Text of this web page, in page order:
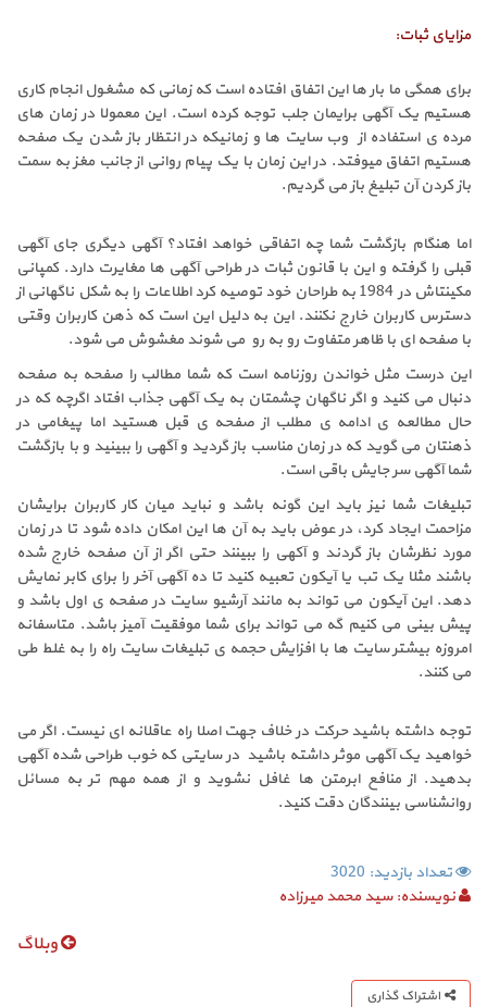
مزایای ثبات:
برای همگی ما بار ها این اتفاق افتاده است که زمانی که مشغول انجام کاری
هستیم یک آگهی برایمان جلب توجه کرده است. این معمولا در زمان های
مرده ی استفاده از وب سایت ها و زمانیکه در انتظار باز شدن یک صفحه
هستیم اتفاق میوفتد. در این زمان با یک پیام روانی از جانب مغز به سمت
باز کردن آن تبلیغ باز می گردیم.
اما هنگام بازگشت شما چه اتفاقی خواهد افتاد؟ آگهی دیگری جای آگهی
قبلی را گرفته و این با قانون ثبات در طراحی آگهی ها مغایرت دارد. کمپانی
مکینتاش در 1984 به طراحان خود توصیه کرد اطلاعات را به شکل ناگهانی از
دسترس کاربران خارج نکنند. این به دلیل این است که ذهن کاربران وقتی
با صفحه ای با ظاهر متفاوت رو به رو می شوند مغشوش می شود.
این درست مثل خواندن روزنامه است که شما مطالب را صفحه به صفحه
دنبال می کنید و اگر ناگهان چشمتان به یک آگهی جذاب افتاد اگرچه که در
حال مطالعه ی ادامه ی مطلب از صفحه ی قبل هستید اما پیغامی در
ذهنتان می گوید که در زمان مناسب باز گردید و آگهی را ببینید و با بازگشت
شما آگهی سر جایش باقی است.
تبلیغات شما نیز باید این گونه باشد و نباید میان کار کاربران برایشان
مزاحمت ایجاد کرد، در عوض باید به آن ها این امکان داده شود تا در زمان
مورد نظرشان باز گردند و آکهی را ببینند حتی اگر از آن صفحه خارج شده
باشند مثلا یک تب یا آیکون تعبیه کنید تا ده آگهی آخر را برای کابر نمایش
دهد. این آیکون می تواند به مانند آرشیو سایت در صفحه ی اول باشد و
پیش بینی می کنیم گه می تواند برای شما موفقیت آمیز باشد. متاسفانه
امروزه بیشتر سایت ها با افزایش حجمه ی تبلیغات سایت راه را به غلط طی
می کنند.
توجه داشته باشید حرکت در خلاف جهت اصلا راه عاقلانه ای نیست. اگر می
خواهید یک آگهی موثر داشته باشید در سایتی که خوب طراحی شده آگهی
بدهید. از منافع ابرمتن ها غافل نشوید و از همه مهم تر به مسائل
روانشناسی بینندگان دقت کنید.
تعداد بازدید: 3020
نویسنده:سید محمد میرزاده
وبلاگ
اشتراک گذاری